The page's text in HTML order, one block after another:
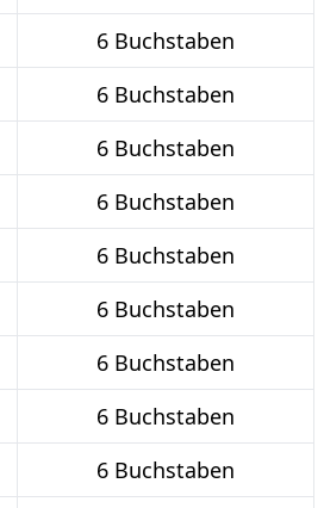
6 Buchstaben
6 Buchstaben
6 Buchstaben
6 Buchstaben
6 Buchstaben
6 Buchstaben
6 Buchstaben
6 Buchstaben
6 Buchstaben